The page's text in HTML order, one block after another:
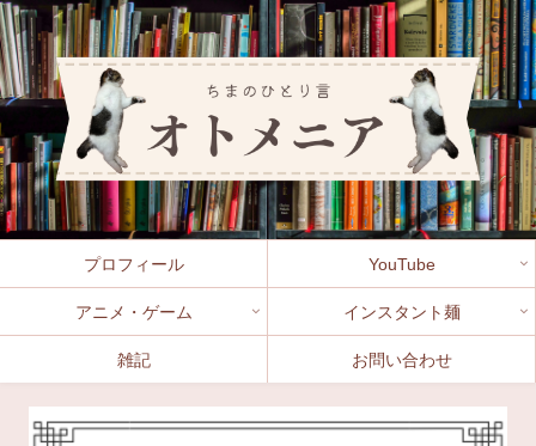
プロフィール YouTube
アニメ・ゲーム インスタント麺
雑記 お問い合わせ